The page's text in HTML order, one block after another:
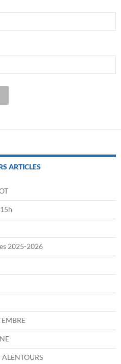
ARTICLES
2025-2026